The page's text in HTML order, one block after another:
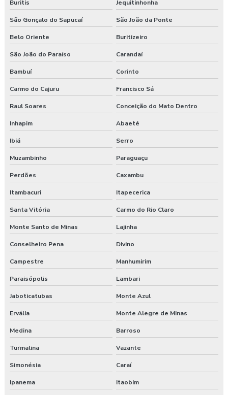
Serviços de consultoria em segurança do trabalho
Treinamento de epi nr 6
Treinamento de ergonomia
Treinamento ergonomia levantamento de peso
Treinamento de integração nr 31
Treinamento nr 31
Treinamento nr 5
Treinamento nr 6
Treinamento online nr 10 Segurança Eletricidade
Treinamento online nr 12 Máquinas e Equipamentos
Treinamento online nr 35 Segurança Trabalho em Altura
Treinamento saúde e segurança do trabalho
Treinamento segurança do trabalho
Valor para elaboração de pgr
Buritis Jequitinhonha
São Gonçalo do Sapucaí São João da Ponte
Belo Oriente Buritizeiro
São João do Paraíso Carandaí
Bambuí Corinto
Carmo do Cajuru Francisco Sá
Raul Soares Conceição do Mato Dentro
Inhapim Abaeté
Ibiá Serro
Muzambinho Paraguaçu
Perdões Caxambu
Itambacuri Itapecerica
Santa Vitória Carmo do Rio Claro
Monte Santo de Minas Lajinha
Conselheiro Pena Divino
Campestre Manhumirim
Paraisópolis Lambari
Jaboticatubas Monte Azul
Ervália Monte Alegre de Minas
Medina Barroso
Turmalina Vazante
Simonésia Caraí
Ipanema Itaobim